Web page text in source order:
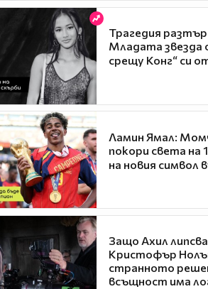
Трагедия
Младата звезда
срещу Конг“ си
Ламин Ямал:
покори света на
на новия символ
Защо Ахил
Кристофър
странното
всъщност има